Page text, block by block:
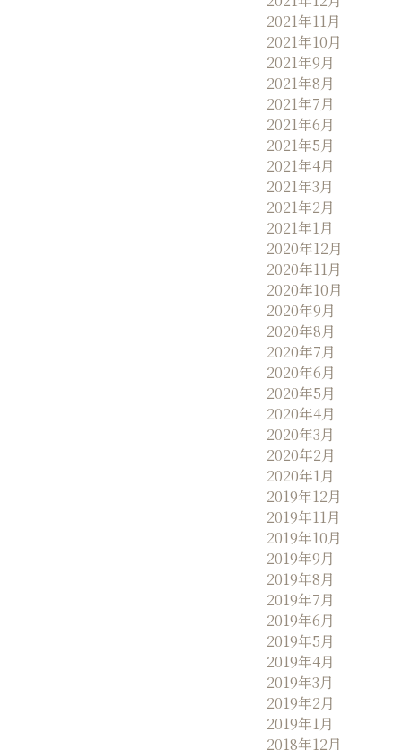
2021年11月
2021年10月
2021年9月
2021年8月
2021年7月
2021年6月
2021年5月
2021年4月
2021年3月
2021年2月
2021年1月
2020年12月
2020年11月
2020年10月
2020年9月
2020年8月
2020年7月
2020年6月
2020年5月
2020年4月
2020年3月
2020年2月
2020年1月
2019年12月
2019年11月
2019年10月
2019年9月
2019年8月
2019年7月
2019年6月
2019年5月
2019年4月
2019年3月
2019年2月
2019年1月
2018年12月